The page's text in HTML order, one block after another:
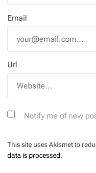
Email
Url
Notify me of new
This site uses Akismet to
data is processed.